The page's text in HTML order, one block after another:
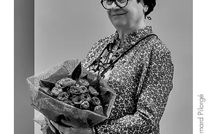
© Bernard Pilorgé